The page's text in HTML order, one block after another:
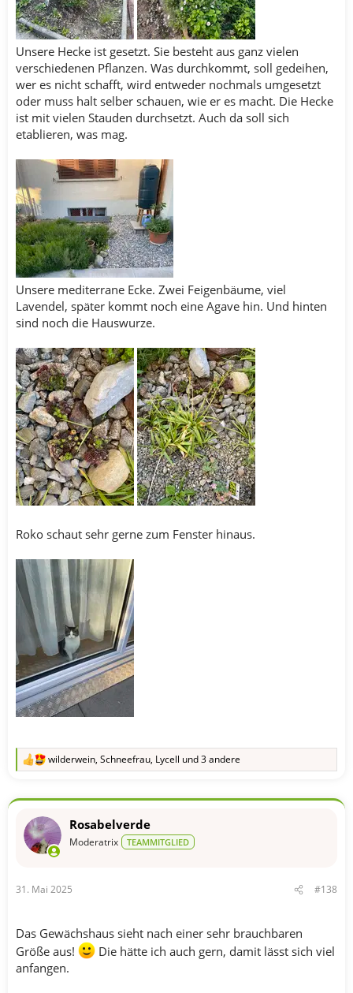
Unsere Hecke ist gesetzt. Sie besteht aus ganz vielen
verschiedenen Pflanzen. Was durchkommt, soll gedeihen,
wer es nicht schafft, wird entweder nochmals umgesetzt
oder muss halt selber schauen, wie er es macht. Die Hecke
ist mit vielen Stauden durchsetzt. Auch da soll sich
etablieren, was mag.
Unsere mediterrane Ecke. Zwei Feigenbäume, viel
Lavendel, später kommt noch eine Agave hin. Und hinten
sind noch die Hauswurze.
Roko schaut sehr gerne zum Fenster hinaus.
R
k
o
:
wilderwein, Schneefrau, Lycell und 3 andere
Rosabelverde
Moderatrix TEAMMITGLIED
31. Mai 2025 #138
Das Gewächshaus sieht nach einer sehr brauchbaren
Größe aus!
Die hätte ich auch gern, damit lässt sich viel
anfangen.